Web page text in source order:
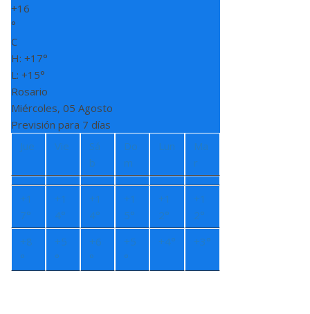
+16
°
C
H: +17°
L: +15°
Rosario
Miércoles, 05 Agosto
Previsión para 7 días
Jue
Vie
Sá
b
Do
m
Lun
Ma
r
+1
7°
+1
4°
+1
4°
+1
5°
+1
2°
+1
2°
+8
°
+5
°
+6
°
+5
°
+4° +3°